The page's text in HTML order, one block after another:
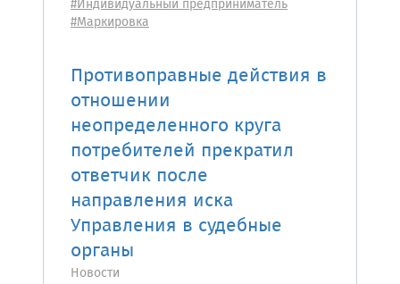
#Индивидуальный предприниматель
#Маркировка
Противоправные действия в
отношении
неопределенного круга
потребителей прекратил
ответчик после
направления иска
Управления в судебные
органы
Новости